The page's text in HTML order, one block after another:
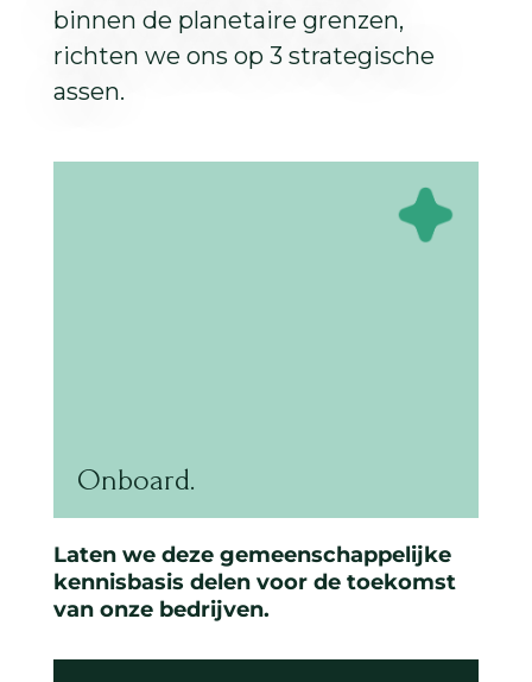
binnen de planetaire grenzen,
richten we ons op 3 strategische
assen.
Onboard.
Laten we deze gemeenschappelijke
kennisbasis delen voor de toekomst
van onze bedrijven.